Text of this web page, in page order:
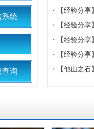
系统
查询
迎新春佳节
·
【经验分
一.龙兴集”
D区开展消防
·
【经验分
心党支部开
生”党建共建
·
【经验分
入参与式预
·
【经验分
“微网实格”
·
【他山之